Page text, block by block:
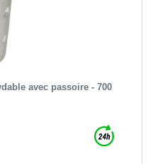
avec passoire - 700